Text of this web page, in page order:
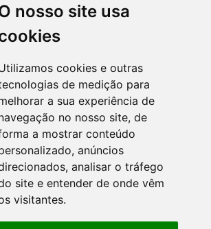
nosso site usa
cookies e outras
de medição para
a sua experiência de
no nosso site, de
a mostrar conteúdo
anúncios
analisar o tráfego
site e entender de onde vêm
visitantes.
gratuitas
ou trocar a sua encomenda em qualquer
de 90 dias
Trees.org
plantamos uma árvore! Leia mais